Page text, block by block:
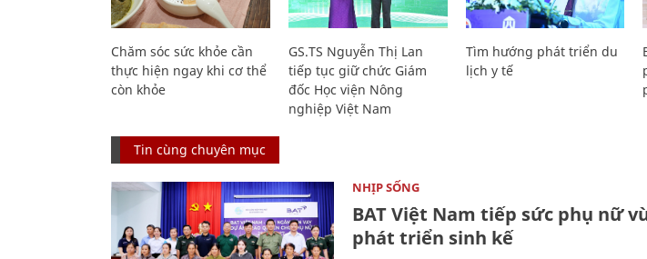
Chăm sóc sức khỏe cần
thực hiện ngay khi cơ thể
còn khỏe
GS.TS Nguyễn Thị Lan
tiếp tục giữ chức Giám
đốc Học viện Nông
nghiệp Việt Nam
Tìm hướng phát triển du
lịch y tế
Tin cùng chuyên mục
NHỊP SỐNG
BAT Việt Nam tiếp sức phụ nữ
phát triển sinh kế